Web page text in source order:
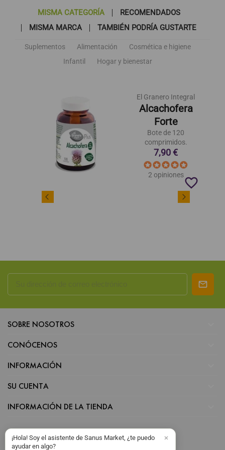
MISMA CATEGORÍA
RECOMENDADOS
MISMA MARCA
TAMBIÉN PODRÍA GUSTARTE
Suplementos Alimentación
Cosmética e higiene
Infantil
Hogar y bienestar
El Granero Integral
Alcachofera
Forte
Bote de 120
comprimidos.
7,90 €
2 opiniones
favorite_border
SOBRE NOSOTROS
CONÓCENOS
INFORMACIÓN
SU CUENTA
INFORMACIÓN DE LA TIENDA
¡Hola! Soy el asistente de Sanus Market, ¿te puedo
ayudar en algo?